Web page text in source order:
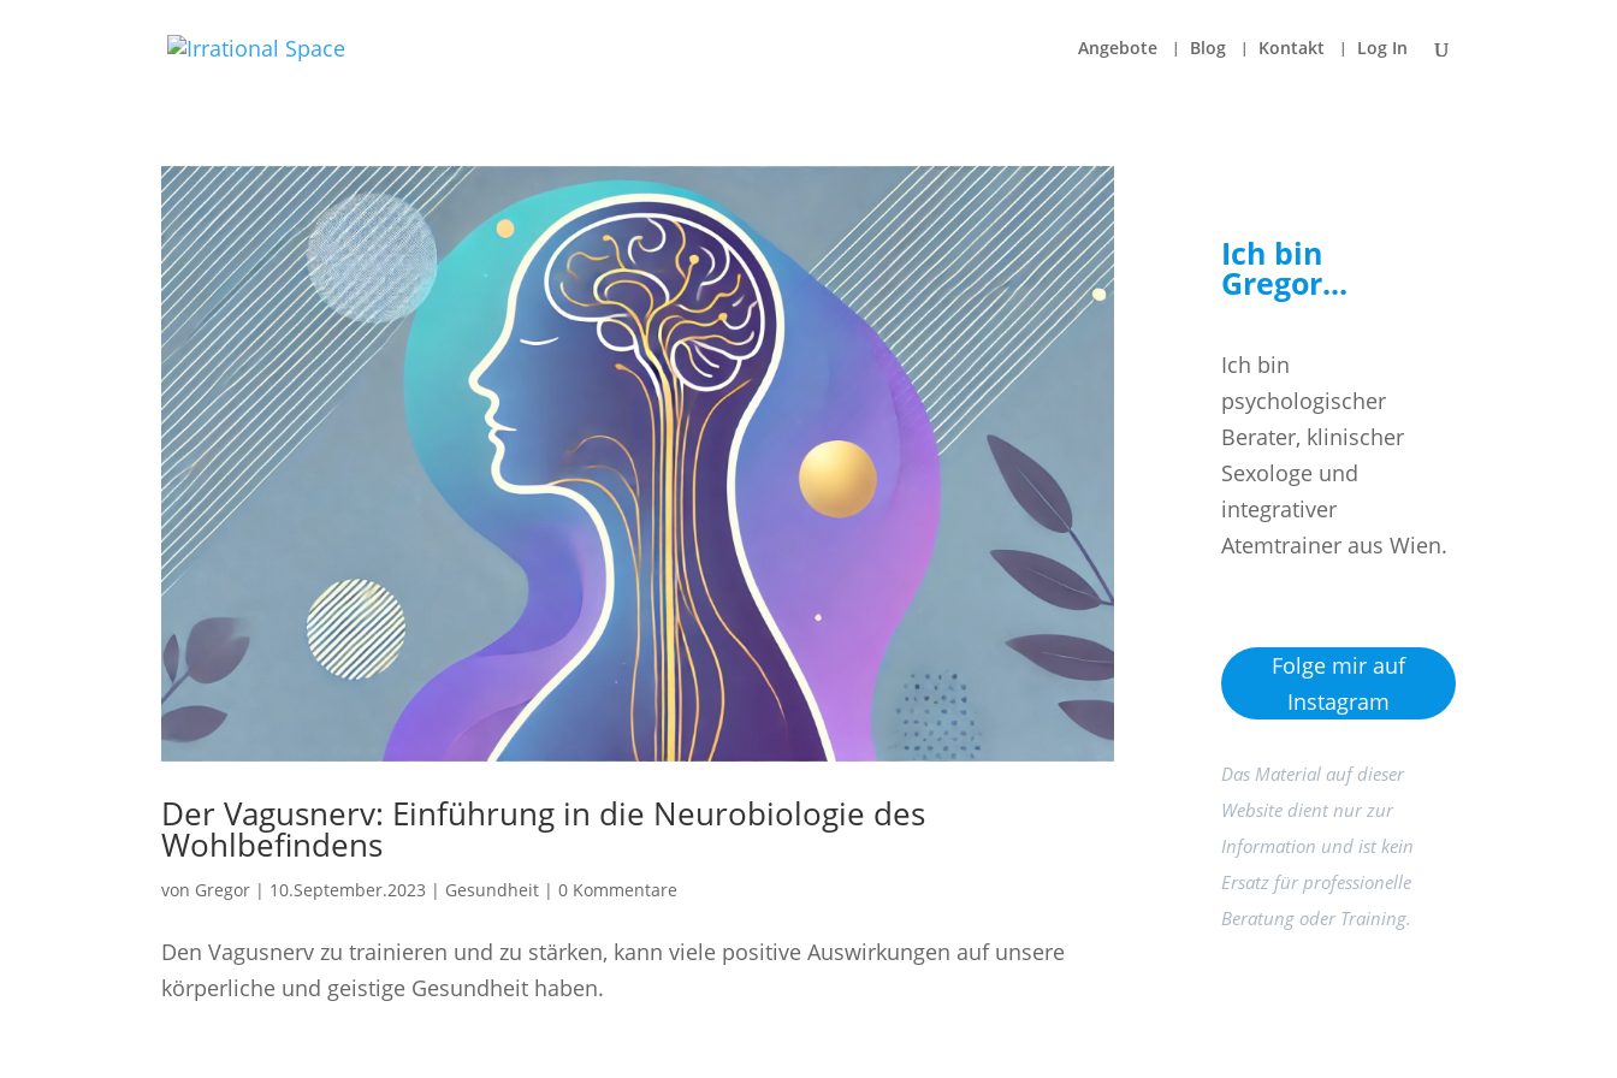
Angebote Blog Kontakt Log In
Der Vagusnerv: Einführung in die Neurobiologie des
Wohlbefindens
von Gregor | 10.September.2023 | Gesundheit |0 Kommentare
Den Vagusnerv zu trainieren und zu stärken, kann viele positive Auswirkungen auf unsere
körperliche und geistige Gesundheit haben.
Ich bin
Gregor...
Ich bin
psychologischer
Berater, klinischer
Sexologe und
integrativer
Atemtrainer aus Wien.
Folge mir auf
Instagram
Das Material auf dieser
Website dient nur zur
Information und ist kein
Ersatz für professionelle
Beratung oder Training.